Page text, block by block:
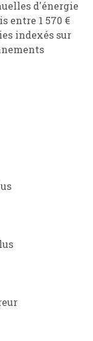
ce bien
géorisques :
d'énergie
entre 1 570 €
indexés sur